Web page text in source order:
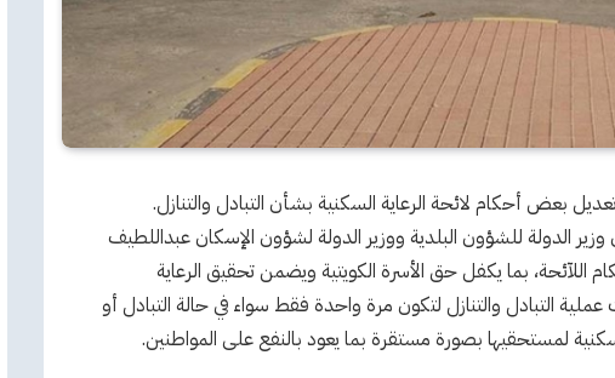
بعض أحكام لائحة الرعاية السكنية بشأن التبادل والتنازل.
الدولة للشؤون البلدية ووزير الدولة لشؤون الإسكان عبداللطيف
بما يكفل حق الأسرة الكويتية ويضمن تحقيق الرعاية
التبادل والتنازل لتكون مرة واحدة فقط سواء في حالة التبادل أو
لمستحقيها بصورة مستقرة بما يعود بالنفع على المواطنين.